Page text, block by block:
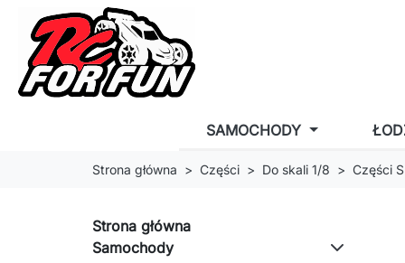
SAMOCHODY
Strona główna Części Do skali 1/8 Części
Strona główna
Samochody